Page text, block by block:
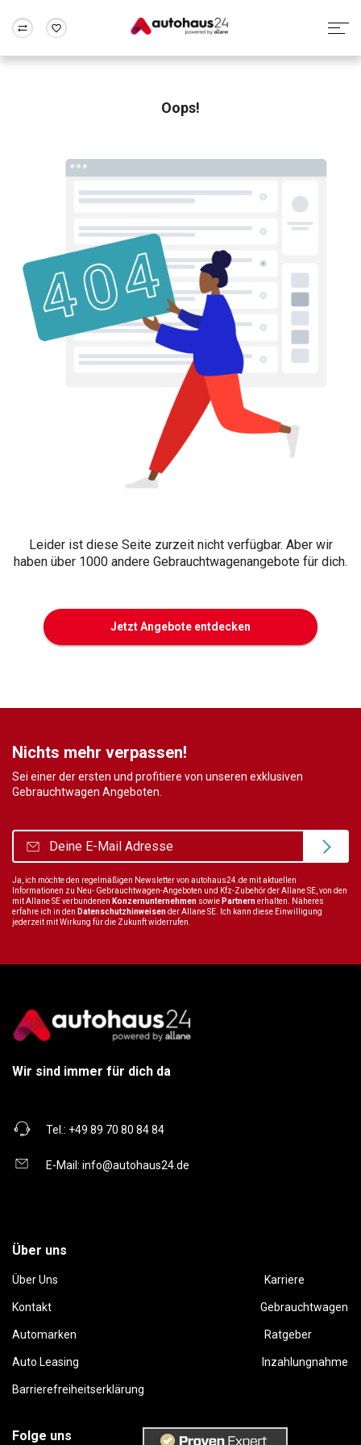
Rund um die Inzahlungnahme
Oops!
Leider ist diese Seite zurzeit nicht verfügbar. Aber wir
haben über 1000 andere Gebrauchtwagenangebote für dich.
Jetzt Angebote entdecken
Nichts mehr verpassen!
Sei einer der ersten und profitiere von unseren exklusiven
Gebrauchtwagen Angeboten.
Ja, ich möchte den regelmäßigen Newsletter von autohaus24.de mit aktuellen
Informationen zu Neu- Gebrauchtwagen-Angeboten und Kfz-Zubehör der Allane SE, von den
mit Allane SE verbundenen Konzernunternehmen sowie Partnernerhalten. Näheres
erfahre ich in den Datenschutzhinweisender Allane SE. Ich kann diese Einwilligung
jederzeit mit Wirkung für die Zukunft widerrufen.
Wir sind immer für dich da
Tel.: +49 89 70 80 84 84
E-Mail: info@autohaus24.de
Über uns
Über Uns Karriere
Kontakt Gebrauchtwagen
Automarken Ratgeber
Auto Leasing Inzahlungnahme
Barrierefreiheitserklärung
Folge uns